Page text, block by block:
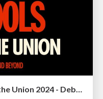
Chrome DevTools: State of the Union 2024 - Debugging React & Beyond